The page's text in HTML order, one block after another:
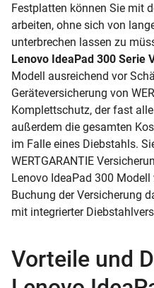
Festplatten können Sie mit
arbeiten, ohne sich von
unterbrechen lassen zu
Lenovo IdeaPad 300 Serie
Modell ausreichend vor
Geräteversicherung von
Komplettschutz, der fast
außerdem die gesamten
im Falle eines Diebstahls.
WERTGARANTIE
Lenovo IdeaPad 300
Buchung der Versicherung
mit integrierter
Vorteile und